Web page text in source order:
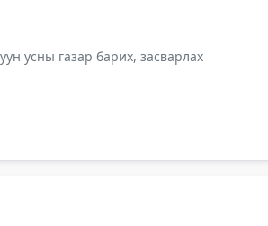
усны газар барих, засварлах